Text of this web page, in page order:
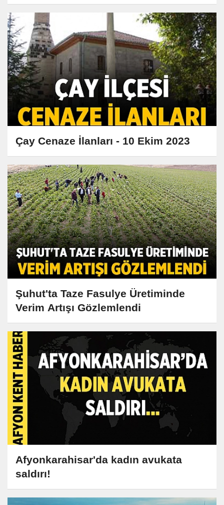
Çay Cenaze İlanları - 10 Ekim 2023
Şuhut'ta Taze Fasulye Üretiminde
Verim Artışı Gözlemlendi
Afyonkarahisar'da kadın avukata
saldırı!